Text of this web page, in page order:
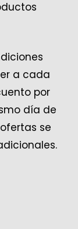
a cada
por
día de
se